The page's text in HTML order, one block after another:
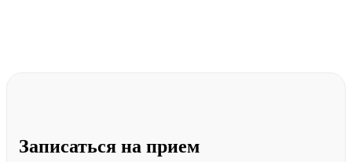
Записаться на прием